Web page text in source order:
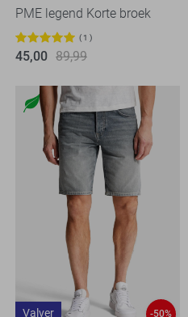
PME legend Korte broek
1
45,00 89,99
Valver -50%